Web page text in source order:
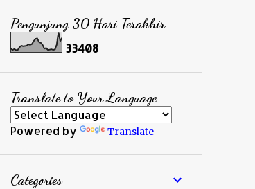
Pengunjung 30 Hari Terakhir
33408
Translate to Your Language
Powered by Translate
Categories